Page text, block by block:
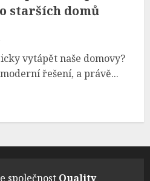
starších domů
vytápět naše domovy?
řešení, a právě...
společnost Quality